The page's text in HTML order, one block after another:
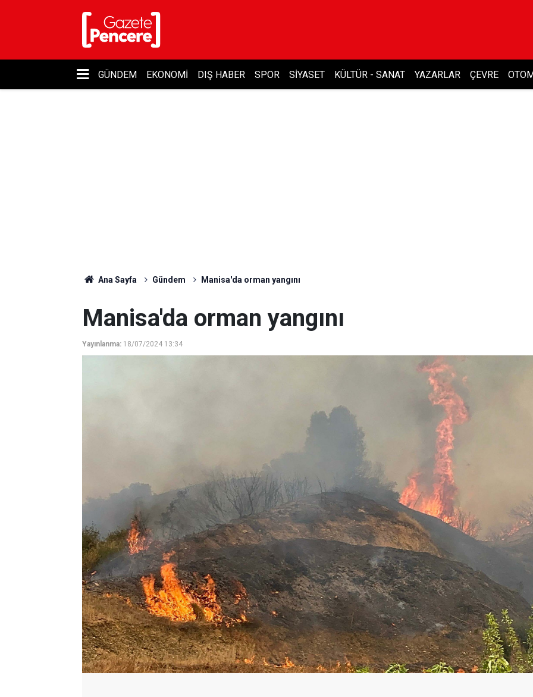
GÜNDEM EKONOMI DIŞ HABER SPOR SIYASET KÜLTÜR - SANAT YAZARLAR ÇEVRE
Ana Sayfa Gündem Manisa'da orman yangını
Manisa'da orman yangını
Yayınlanma: 18/07/2024 13:34